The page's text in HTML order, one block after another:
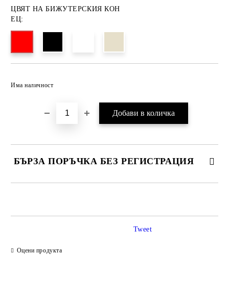
ЦВЯТ НА БИЖУТЕРСКИЯ КОН
ЕЦ:
Има наличност
БЪРЗА ПОРЪЧКА БЕЗ РЕГИСТРАЦИЯ
Оцени продукта
Tweet